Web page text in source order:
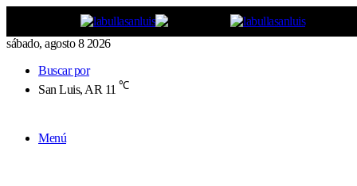
sábado, agosto 8 2026
Buscar por
San Luis, AR 11 ℃
Menú